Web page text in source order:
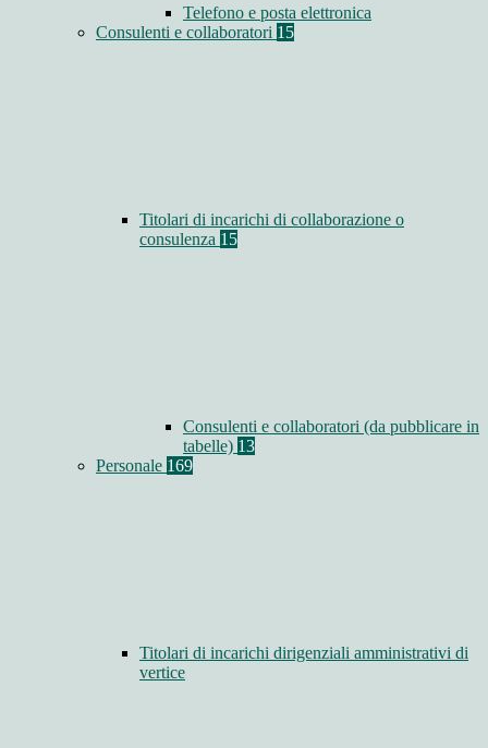
Telefono e posta elettronica
Consulenti e collaboratori 15
Titolari di incarichi di collaborazione o
consulenza 15
Consulenti e collaboratori (da pubblicare in
tabelle) 13
Personale 169
Titolari di incarichi dirigenziali amministrativi di
vertice